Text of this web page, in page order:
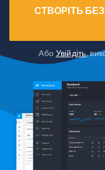
СТВОРІТЬ
Або Увійдіть,